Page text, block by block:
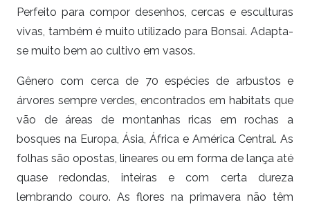
Perfeito para compor desenhos, cercas e esculturas
vivas, também é muito utilizado para Bonsai. Adapta-
se muito bem ao cultivo em vasos.
Gênero com cerca de 70 espécies de arbustos e
árvores sempre verdes, encontrados em habitats que
vão de áreas de montanhas ricas em rochas a
bosques na Europa, Ásia, África e América Central. As
folhas são opostas, lineares ou em forma de lança até
quase redondas, inteiras e com certa dureza
lembrando couro. As flores na primavera não têm